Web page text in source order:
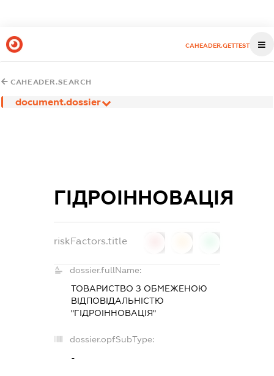
CAHEADER.GETTEST
CAHEADER.SEARCH
document.dossier
ГІДРОІННОВАЦІЯ
riskFactors.title
dossier.fullName:
ТОВАРИСТВО З ОБМЕЖЕНОЮ
ВІДПОВІДАЛЬНІСТЮ
"ГІДРОІННОВАЦІЯ"
dossier.opfSubType:
-